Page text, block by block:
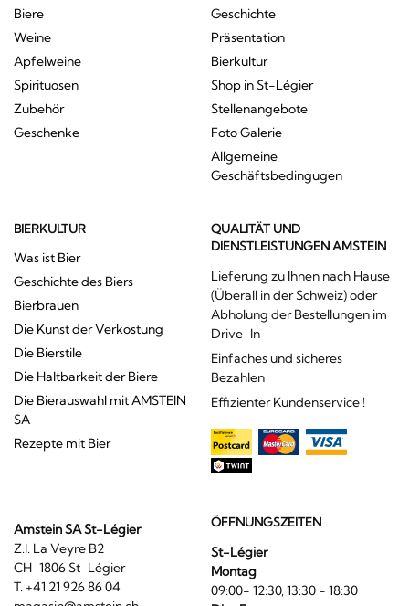
Biere
Weine
Apfelweine
Spirituosen
Zubehör
Geschenke
Geschichte
Präsentation
Bierkultur
Shop in St-Légier
Stellenangebote
Foto Galerie
Allgemeine
Geschäftsbedingugen
BIERKULTUR
Was ist Bier
Geschichte des Biers
Bierbrauen
Die Kunst der Verkostung
Die Bierstile
Die Haltbarkeit der Biere
Die Bierauswahl mit AMSTEIN
SA
Rezepte mit Bier
QUALITÄT UND
DIENSTLEISTUNGEN AMSTEIN
Lieferung zu Ihnen nach Hause
(Überall in der Schweiz) oder
Abholung der Bestellungen im
Drive-In
Einfaches und sicheres
Bezahlen
Effizienter Kundenservice !
Amstein SA St-Légier
Z.I. La Veyre B2
CH-1806 St-Légier
T. +41 21 926 86 04
ÖFFNUNGSZEITEN
St-Légier
Montag
09:00- 12:30, 13:30 - 18:30